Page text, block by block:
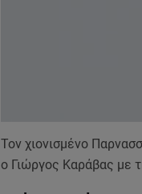
Τον χιονισμένο
ο Γιώργος Καράβας με